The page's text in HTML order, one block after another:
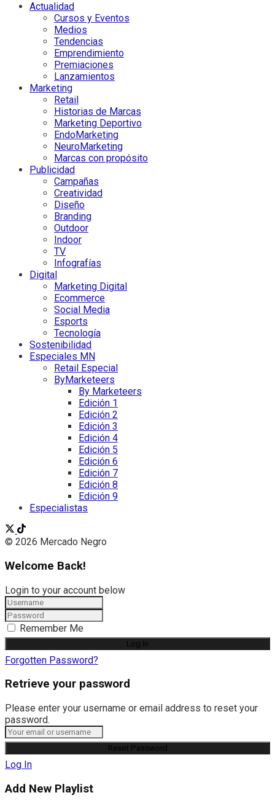
Actualidad
Cursos y Eventos
Medios
Tendencias
Emprendimiento
Premiaciones
Lanzamientos
Marketing
Retail
Historias de Marcas
Marketing Deportivo
EndoMarketing
NeuroMarketing
Marcas con propósito
Publicidad
Campañas
Creatividad
Diseño
Branding
Outdoor
Indoor
TV
Infografías
Digital
Marketing Digital
Ecommerce
Social Media
Esports
Tecnología
Sostenibilidad
Especiales MN
Retail Especial
ByMarketeers
By Marketeers
Edición 1
Edición 2
Edición 3
Edición 4
Edición 5
Edición 6
Edición 7
Edición 8
Edición 9
Especialistas
© 2026 Mercado Negro
Welcome Back!
Login to your account below
Remember Me
Forgotten Password?
Retrieve your password
Please enter your username or email address to reset your
password.
Log In
Add New Playlist